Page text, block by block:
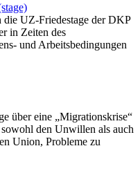
UZ-Friedestage der DKP
in Zeiten des
und Arbeitsbedingungen
über eine „Migrationskrise“
den Unwillen als auch
Union, Probleme zu